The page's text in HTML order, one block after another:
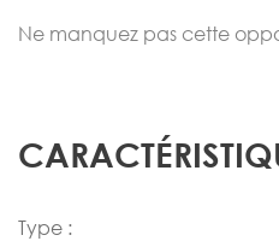
Ne manquez pas cette
Type :